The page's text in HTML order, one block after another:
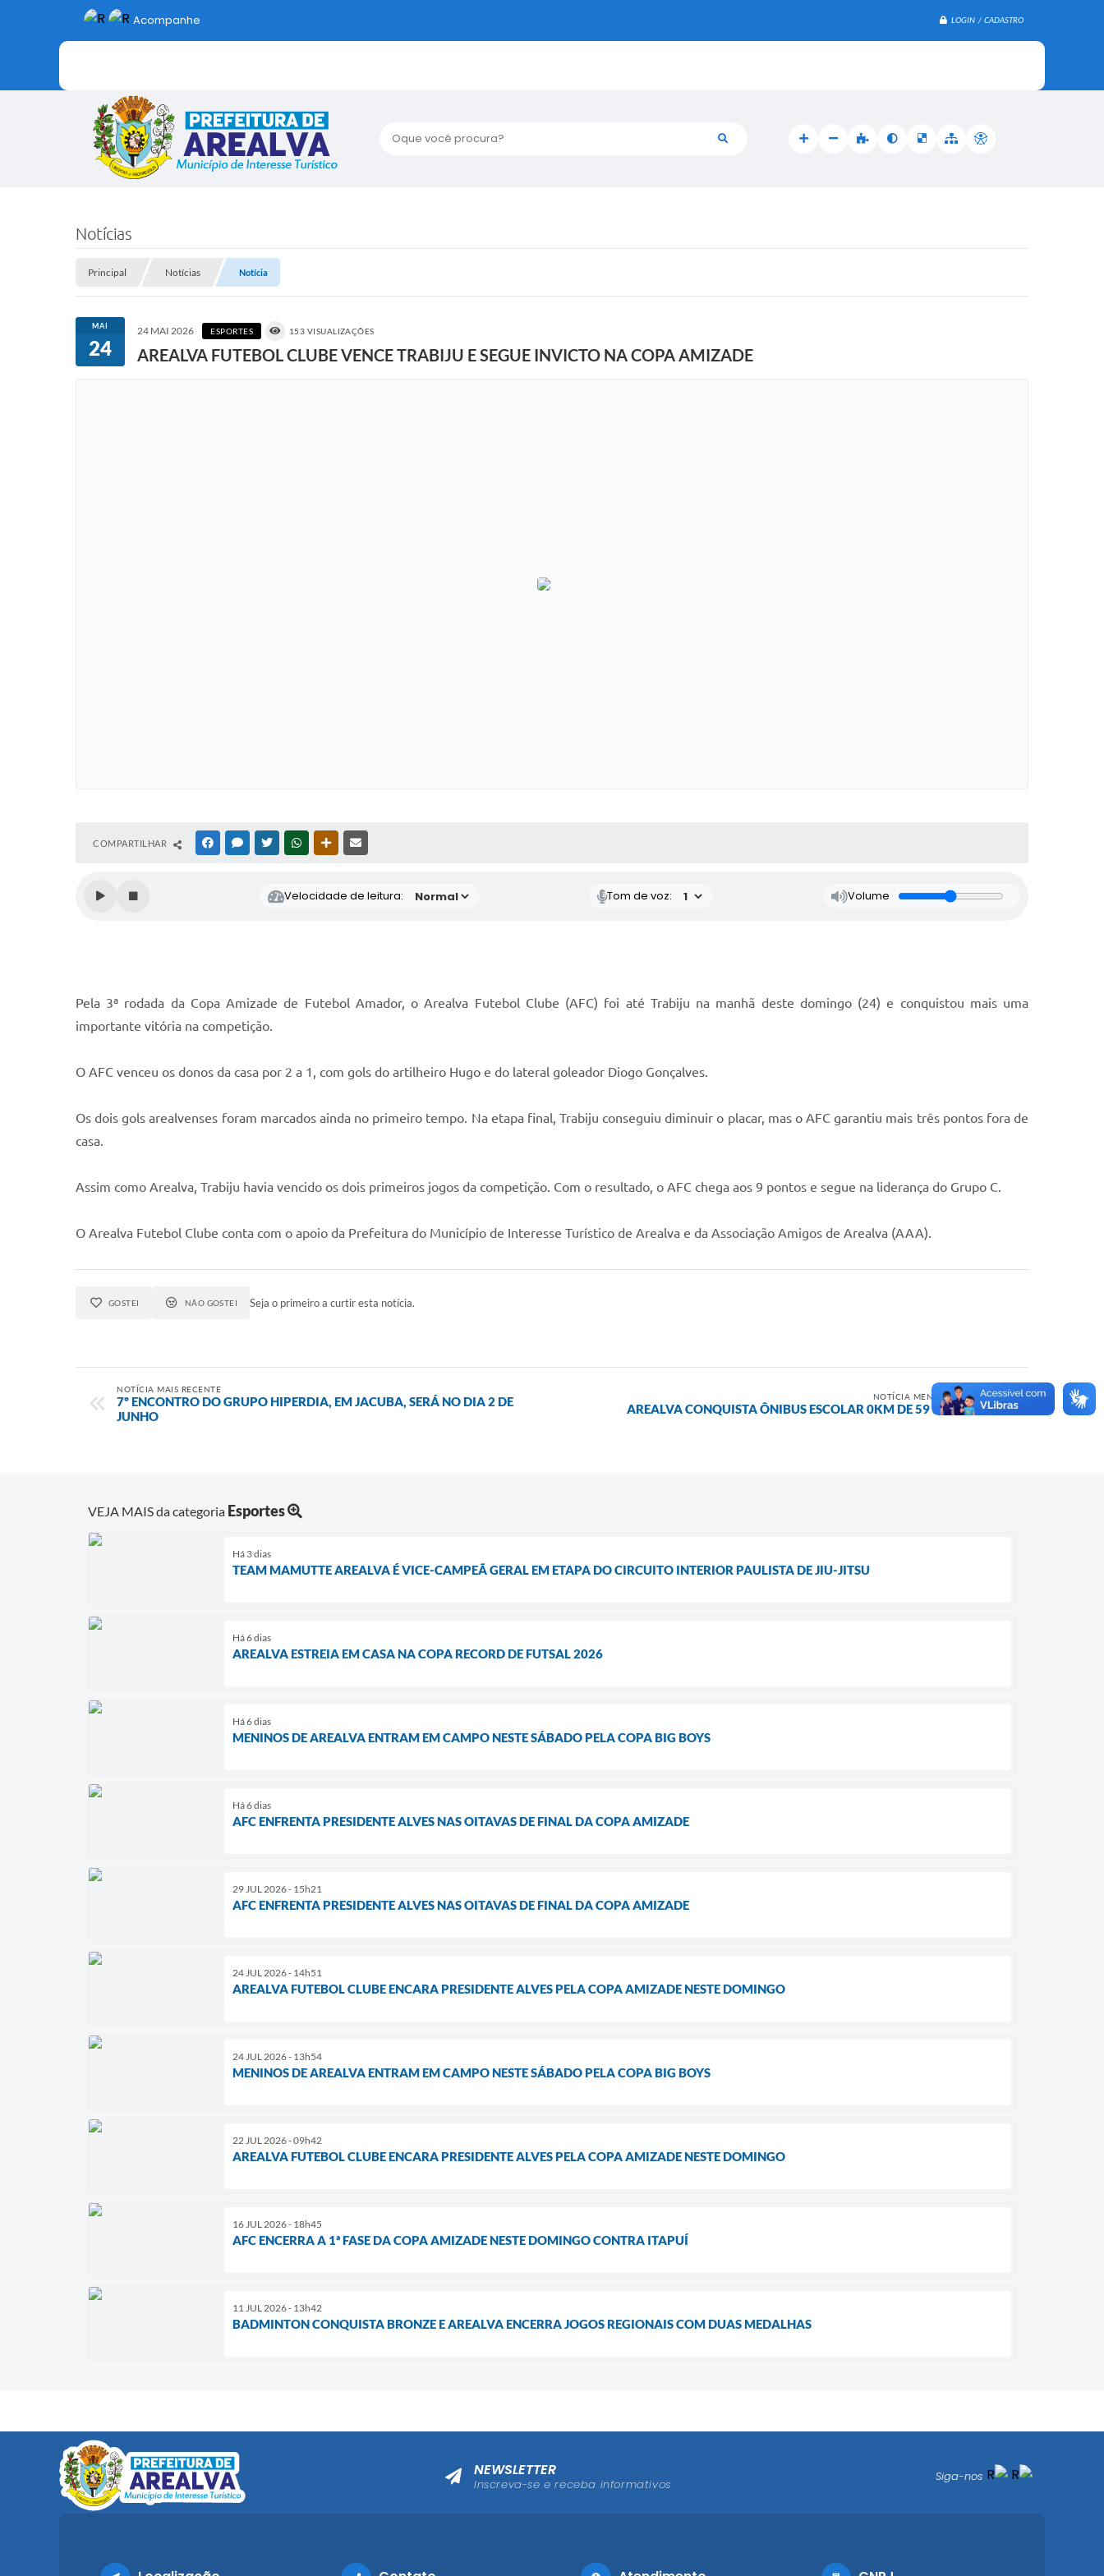
LOGIN / CADASTRO
Oque você procura?
Acompanhe
Notícias
Principal Notícias Notícia
MAI
24
24 MAI 2026 ESPORTES 153 VISUALIZAÇÕES
AREALVA FUTEBOL CLUBE VENCE TRABIJU E SEGUE INVICTO NA COPA AMIZADE
COMPARTILHAR FACEBOOKMESSENGER
TWITTERWHATSAPPOUTRAS MÍDIAS
Velocidade de leitura: Tom de voz: Volume
Pela 3ª rodada da Copa Amizade de Futebol Amador, o Arealva Futebol Clube (AFC) foi até Trabiju na manhã deste domingo (24) e conquistou mais uma
importante vitória na competição.
O AFC venceu os donos da casa por 2 a 1, com gols do artilheiro Hugo e do lateral goleador Diogo Gonçalves.
Os dois gols arealvenses foram marcados ainda no primeiro tempo. Na etapa final, Trabiju conseguiu diminuir o placar, mas o AFC garantiu mais três pontos fora de
casa.
Assim como Arealva, Trabiju havia vencido os dois primeiros jogos da competição. Com o resultado, o AFC chega aos 9 pontos e segue na liderança do Grupo C.
O Arealva Futebol Clube conta com o apoio da Prefeitura do Município de Interesse Turístico de Arealva e da Associação Amigos de Arealva (AAA).
GOSTEI NÃO GOSTEI Seja o primeiro a curtir esta notícia.
NOTÍCIA MAIS RECENTE
7º ENCONTRO DO GRUPO HIPERDIA, EM JACUBA, SERÁ NO DIA 2 DE
JUNHO
NOTÍCIA MENOS RECENTE
AREALVA CONQUISTA ÔNIBUS ESCOLAR 0KM DE 59 LUGARES
VEJA MAIS da categoria Esportes
Há 3 dias
TEAM MAMUTTE AREALVA É VICE-CAMPEÃ GERAL EM ETAPA DO CIRCUITO INTERIOR PAULISTA DE JIU-JITSU
Há 6 dias
AREALVA ESTREIA EM CASA NA COPA RECORD DE FUTSAL 2026
Há 6 dias
MENINOS DE AREALVA ENTRAM EM CAMPO NESTE SÁBADO PELA COPA BIG BOYS
Há 6 dias
AFC ENFRENTA PRESIDENTE ALVES NAS OITAVAS DE FINAL DA COPA AMIZADE
29 JUL 2026 - 15h21
AFC ENFRENTA PRESIDENTE ALVES NAS OITAVAS DE FINAL DA COPA AMIZADE
24 JUL 2026 - 14h51
AREALVA FUTEBOL CLUBE ENCARA PRESIDENTE ALVES PELA COPA AMIZADE NESTE DOMINGO
24 JUL 2026 - 13h54
MENINOS DE AREALVA ENTRAM EM CAMPO NESTE SÁBADO PELA COPA BIG BOYS
22 JUL 2026 - 09h42
AREALVA FUTEBOL CLUBE ENCARA PRESIDENTE ALVES PELA COPA AMIZADE NESTE DOMINGO
16 JUL 2026 - 18h45
AFC ENCERRA A 1ª FASE DA COPA AMIZADE NESTE DOMINGO CONTRA ITAPUÍ
11 JUL 2026 - 13h42
BADMINTON CONQUISTA BRONZE E AREALVA ENCERRA JOGOS REGIONAIS COM DUAS MEDALHAS
Siga-nos
NEWSLETTER
Inscreva-se e receba informativos